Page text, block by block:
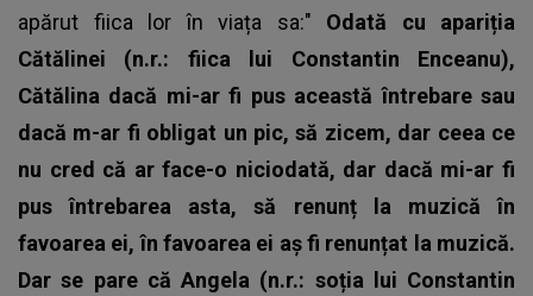
apărut fiica lor în viața sa:" Odată cu apariția
Cătălinei (n.r.: fiica lui Constantin Enceanu),
Cătălina dacă mi-ar fi pus această întrebare sau
dacă m-ar fi obligat un pic, să zicem, dar ceea ce
nu cred că ar face-o niciodată, dar dacă mi-ar fi
pus întrebarea asta, să renunț la muzică în
favoarea ei, în favoarea ei aș fi renunțat la muzică.
Dar se pare că Angela (n.r.: soția lui Constantin